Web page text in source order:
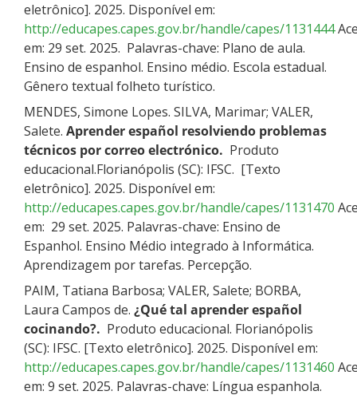
eletrônico]. 2025. Disponível em:
http://educapes.capes.gov.br/handle/capes/1131444
em: 29 set. 2025. Palavras-chave: Plano de aula.
Ensino de espanhol. Ensino médio. Escola estadual.
Gênero textual folheto turístico.
MENDES, Simone Lopes. SILVA, Marimar; VALER,
Salete. Aprender español resolviendo problemas
técnicos por correo electrónico. Produto
educacional.Florianópolis (SC): IFSC. [Texto
eletrônico]. 2025. Disponível em:
http://educapes.capes.gov.br/handle/capes/1131470
em: 29 set. 2025. Palavras-chave: Ensino de
Espanhol. Ensino Médio integrado à Informática.
Aprendizagem por tarefas. Percepção.
PAIM, Tatiana Barbosa; VALER, Salete; BORBA,
Laura Campos de. ¿Qué tal aprender español
cocinando?. Produto educacional. Florianópolis
(SC): IFSC. [Texto eletrônico]. 2025. Disponível em:
http://educapes.capes.gov.br/handle/capes/1131460
em: 9 set. 2025. Palavras-chave: Língua espanhola.